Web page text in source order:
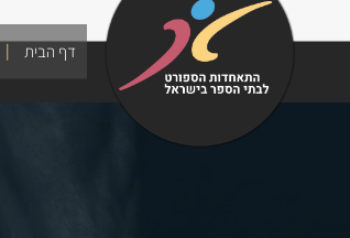
to
דף הבית